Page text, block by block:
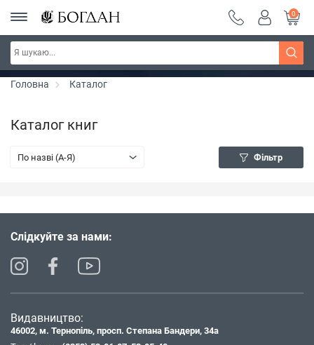
РОЗПРОДАЖ ~ 150 грн ~ 200 грн ~ 250 грн ~
300 грн ~ РОЗПРОДАЖ
Дізнатись більше
0
Головна Каталог
Каталог книг
По назві (A-Я) Фільтр
Слідкуйте за нами:
Видавництво:
46002, м. Тернопіль, просп. Степана Бандери, 34а